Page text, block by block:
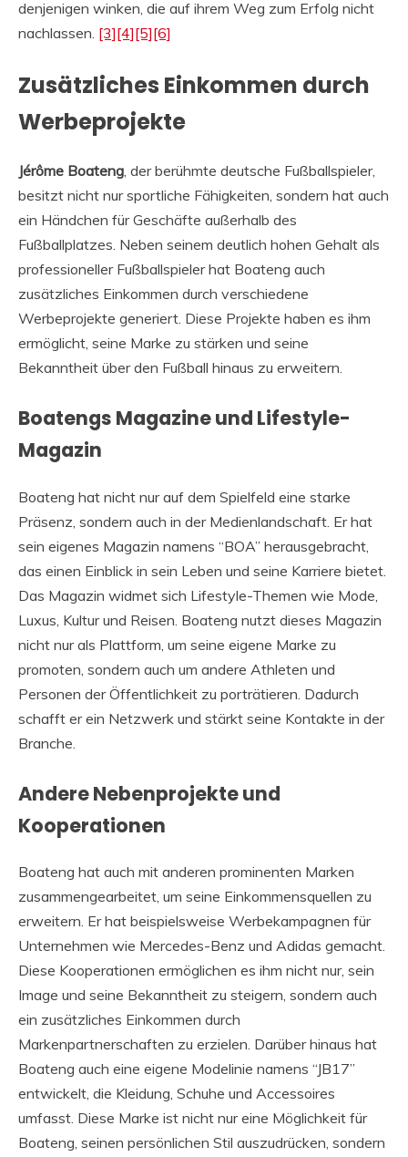
denjenigen winken, die auf ihrem Weg zum Erfolg nicht
nachlassen. [3][4][5][6]
Zusätzliches Einkommen durch
Werbeprojekte
Jérôme Boateng , der berühmte deutsche Fußballspieler,
besitzt nicht nur sportliche Fähigkeiten, sondern hat auch
ein Händchen für Geschäfte außerhalb des
Fußballplatzes. Neben seinem deutlich hohen Gehalt als
professioneller Fußballspieler hat Boateng auch
zusätzliches Einkommen durch verschiedene
Werbeprojekte generiert. Diese Projekte haben es ihm
ermöglicht, seine Marke zu stärken und seine
Bekanntheit über den Fußball hinaus zu erweitern.
Boatengs Magazine und Lifestyle-
Magazin
Boateng hat nicht nur auf dem Spielfeld eine starke
Präsenz, sondern auch in der Medienlandschaft. Er hat
sein eigenes Magazin namens “BOA” herausgebracht,
das einen Einblick in sein Leben und seine Karriere bietet.
Das Magazin widmet sich Lifestyle-Themen wie Mode,
Luxus, Kultur und Reisen. Boateng nutzt dieses Magazin
nicht nur als Plattform, um seine eigene Marke zu
promoten, sondern auch um andere Athleten und
Personen der Öffentlichkeit zu porträtieren. Dadurch
schafft er ein Netzwerk und stärkt seine Kontakte in der
Branche.
Andere Nebenprojekte und
Kooperationen
Boateng hat auch mit anderen prominenten Marken
zusammengearbeitet, um seine Einkommensquellen zu
erweitern. Er hat beispielsweise Werbekampagnen für
Unternehmen wie Mercedes-Benz und Adidas gemacht.
Diese Kooperationen ermöglichen es ihm nicht nur, sein
Image und seine Bekanntheit zu steigern, sondern auch
ein zusätzliches Einkommen durch
Markenpartnerschaften zu erzielen. Darüber hinaus hat
Boateng auch eine eigene Modelinie namens “JB17”
entwickelt, die Kleidung, Schuhe und Accessoires
umfasst. Diese Marke ist nicht nur eine Möglichkeit für
Boateng, seinen persönlichen Stil auszudrücken, sondern